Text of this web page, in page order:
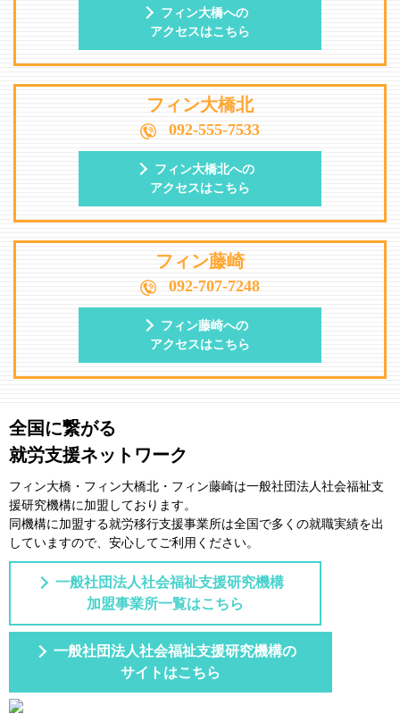
フィン大橋への
アクセスはこちら
フィン大橋北
092-555-7533
フィン大橋北への
アクセスはこちら
フィン藤崎
092-707-7248
フィン藤崎への
アクセスはこちら
全国に繋がる
就労支援ネットワーク
フィン大橋・フィン大橋北・フィン藤崎は一般社団法⼈社会福祉⽀
援研究機構に加盟しております。
同機構に加盟する就労移⾏⽀援事業所は全国で多くの就職実績を出
していますので、安⼼してご利⽤ください。
一般社団法人社会福祉支援研究機構
加盟事業所一覧はこちら
一般社団法人社会福祉支援研究機構の
サイトはこちら